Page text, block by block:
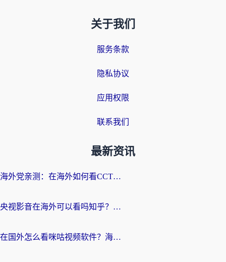
关于我们
服务条款
隐私协议
应用权限
联系我们
最新资讯
海外党亲测：在海外如何看CCTV？告别“仅限大陆播放”的实用指南
央视影音在海外可以看吗知乎？留学生亲测：3步解决地域限制+追剧自由
在国外怎么看咪咕视频软件？海外党亲测有效的回国加速方案